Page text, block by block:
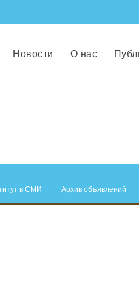
Новости О нас
в СМИ Архив объявлений